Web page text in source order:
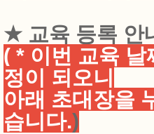
★ 교육 등록 안
( * 이번 교육
정이 되오니
아래 초대장을
습니다.)